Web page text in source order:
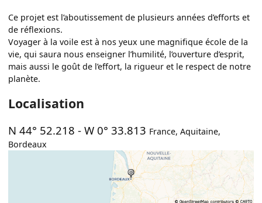
Ce projet est l’aboutissement de plusieurs années d’efforts et
de réflexions.
Voyager à la voile est à nos yeux une magnifique école de la
vie, qui saura nous enseigner l’humilité, l’ouverture d’esprit,
mais aussi le goût de l’effort, la rigueur et le respect de notre
planète.
Localisation
N 44° 52.218 -W 0° 33.813 France,Aquitaine,
Bordeaux